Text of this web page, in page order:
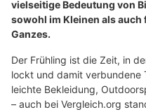
vielseitige Bedeutung von
sowohl im Kleinen als
Ganzes.
Der Frühling ist die Zeit, in
lockt und damit verbundene
leichte Bekleidung,
– auch bei Vergleich.org